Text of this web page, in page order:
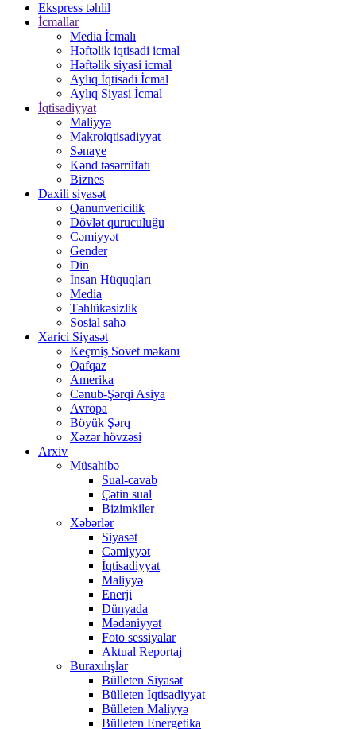
Ekspress təhlil
İcmallar
Media İcmalı
Həftəlik iqtisadi icmal
Həftəlik siyasi icmal
Aylıq İqtisadi İcmal
Aylıq Siyasi İcmal
İqtisadiyyat
Maliyyə
Makroiqtisadiyyat
Sənaye
Kənd təsərrüfatı
Biznes
Daxili siyasət
Qanunvericilik
Dövlət quruculuğu
Cəmiyyət
Gender
Din
İnsan Hüquqları
Media
Təhlükəsizlik
Sosial sahə
Xarici Siyasət
Keçmiş Sovet məkanı
Qafqaz
Amerika
Cənub-Şərqi Asiya
Avropa
Böyük Şərq
Xəzər hövzəsi
Arxiv
Müsahibə
Sual-cavab
Çətin sual
Bizimkiler
Xəbərlər
Siyasət
Cəmiyyət
İqtisadiyyat
Maliyyə
Enerji
Dünyada
Mədəniyyət
Foto sessiyalar
Aktual Reportaj
Buraxılışlar
Bülleten Siyasət
Bülleten İqtisadiyyat
Bülleten Maliyyə
Bülleten Energetika